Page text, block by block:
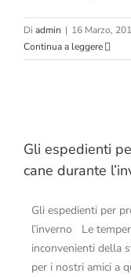
Di admin | 16 Marzo,
Continua a leggere
Gli espedienti
cane durante
Gli espedienti per
l’inverno Le
inconvenienti della
per i nostri amici a